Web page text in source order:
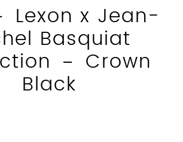
Lexon x Jean-
Basquiat
－ Crown
Black